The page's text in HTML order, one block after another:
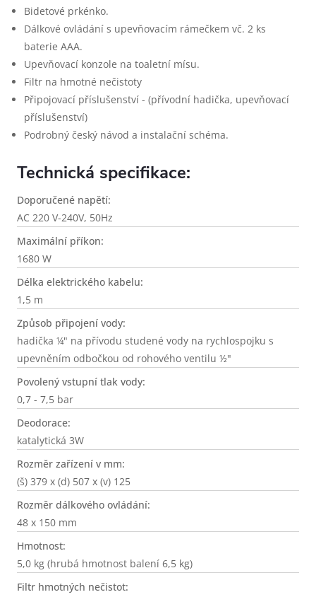
Bidetové prkénko.
Dálkové ovládání s upevňovacím rámečkem vč. 2 ks
baterie AAA.
Upevňovací konzole na toaletní mísu.
Filtr na hmotné nečistoty
Připojovací příslušenství - (přívodní hadička, upevňovací
příslušenství)
Podrobný český návod a instalační schéma.
Technická specifikace:
Doporučené napětí:
AC 220 V-240V, 50Hz
Maximální příkon:
1680 W
Délka elektrického kabelu:
1,5 m
Způsob připojení vody:
hadička ¼" na přívodu studené vody na rychlospojku s
upevněním odbočkou od rohového ventilu ½"
Povolený vstupní tlak vody:
0,7 - 7,5 bar
Deodorace:
katalytická 3W
Rozměr zařízení v mm:
(š) 379 x (d) 507 x (v) 125
Rozměr dálkového ovládání:
48 x 150 mm
Hmotnost:
5,0 kg (hrubá hmotnost balení 6,5 kg)
Filtr hmotných nečistot: